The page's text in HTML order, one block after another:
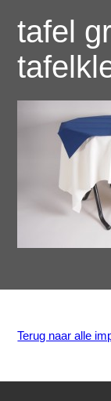
tafel
Terug naar alle